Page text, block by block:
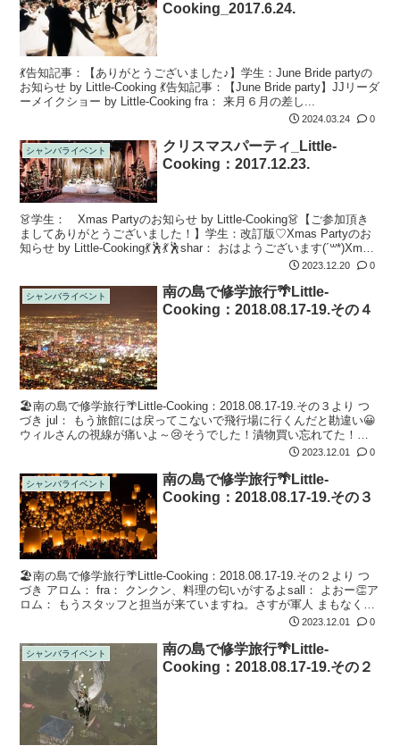
Cooking_2017.6.24.
💃告知記事：【ありがとうございました♪】学生：June Bride partyの
お知らせ by Little-Cooking 💃告知記事：【June Bride party】JJリーダ
ーメイクショー by Little-Cooking fra： 来月６月の差し...
2024.03.24 0
シャンバライベント
クリスマスパーティ_Little-
Cooking：2017.12.23.
👗学生： Xmas Partyのお知らせ by Little-Cooking👗【ご参加頂き
ましてありがとうございました！】学生：改訂版♡Xmas Partyのお
知らせ by Little-Cooking💃🕺💃🕺shar： おはようございます(´꒳*)Xmas
2023.12.20 0
シャンバライベント
南の島で修学旅行🌴Little-
Cooking：2018.08.17-19.その４
🏖南の島で修学旅行🌴Little-Cooking：2018.08.17-19.その３より つ
づき jul： もう旅館には戻ってこないで飛行場に行くんだと勘違い😀
ウィルさんの視線が痛いよ～😢そうでした！漬物買い忘れてた！シ
2023.12.01 0
シャンバライベント
南の島で修学旅行🌴Little-
Cooking：2018.08.17-19.その３
🏖南の島で修学旅行🌴Little-Cooking：2018.08.17-19.その２より つ
づき アロム： fra： クンクン、料理の匂いがするよsall： よおー👏ア
ロム： もうスタッフと担当が来ていますね。さすが軍人 まもなく宴
2023.12.01 0
シャンバライベント
南の島で修学旅行🌴Little-
Cooking：2018.08.17-19.その２